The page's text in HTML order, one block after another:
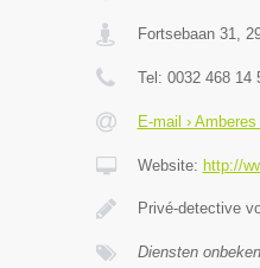
Fortsebaan 31,
Tel: 0032 468 14
E-mail ›
Website: http://
Privé-detective
Diensten